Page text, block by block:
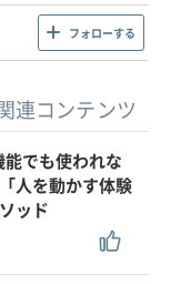
フォローする
連コンテンツ
能でも使われな
人を動かす体験
ッド